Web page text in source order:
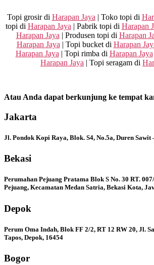
Topi grosir di Harapan Jaya | Toko topi di
topi di Harapan Jaya | Pabrik topi di Harapan
Harapan Jaya | Produsen topi di Harapan
Harapan Jaya | Topi bucket di Harapan
Harapan Jaya | Topi rimba di Harapan Jaya
Harapan Jaya | Topi seragam di
Atau Anda dapat berkunjung ke tempat
Jakarta
Jl. Pondok Kopi Raya, Blok. S4, No.5a, Duren
Bekasi
Perumahan Pejuang Pratama Blok S No. 30 RT.
Pejuang, Kecamatan Medan Satria, Bekasi Kota,
Depok
Perum Oma Indah, Blok FF 2/2, RT 12 RW 20, Jl.
Tapos, Depok, 16454
Bogor